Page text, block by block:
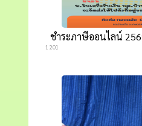
ชำระภาษีออนไลน์
120]